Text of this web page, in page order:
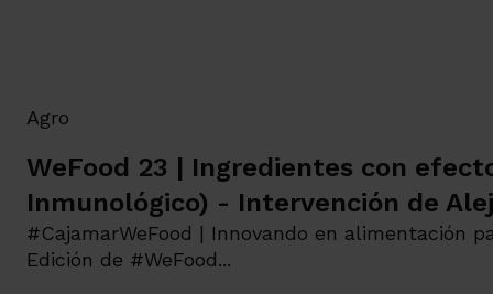
Agro
WeFood 23 | Ingredientes con
Inmunológico) - Intervención de
#CajamarWeFood | Innovando en alimentación
Edición de #WeFood...